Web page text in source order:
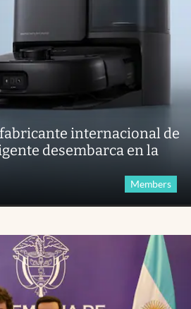
internacional de
desembarca en la
Members